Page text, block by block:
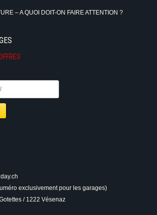
– A QUOI DOIT-ON FAIRE ATTENTION ?
exclusivement pour les garages)
/ 1222 Vésenaz